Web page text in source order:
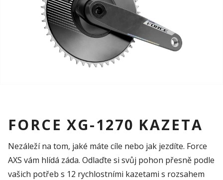
FORCE XG-1270 KAZETA
Nezáleží na tom, jaké máte cíle nebo jak jezdíte. Force
AXS vám hlídá záda. Odlaďte si svůj pohon přesně podle
vašich potřeb s 12 rychlostními kazetami s rozsahem